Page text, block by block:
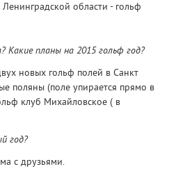
области - гольф
Какие планы на 2015 гольф год?
новых гольф полей в Санкт
поляны (поле упирается прямо в
клуб Михайловское ( в
год?
с друзьями.